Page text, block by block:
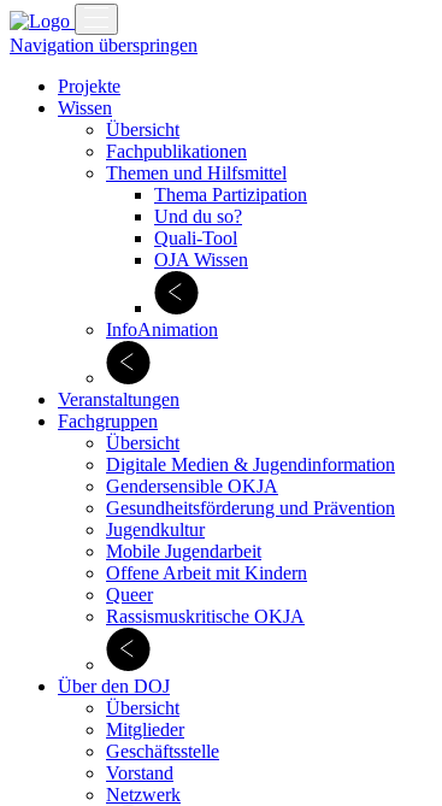
Navigation überspringen
Projekte
Wissen
Übersicht
Fachpublikationen
Themen und Hilfsmittel
Thema Partizipation
Und du so?
Quali-Tool
OJA Wissen
InfoAnimation
Veranstaltungen
Fachgruppen
Übersicht
Digitale Medien & Jugend­information
Gendersensible OKJA
Gesundheitsförderung und Prävention
Jugendkultur
Mobile Jugendarbeit
Offene Arbeit mit Kindern
Queer
Rassismuskritische OKJA
Über den DOJ
Übersicht
Mitglieder
Geschäftsstelle
Vorstand
Netzwerk